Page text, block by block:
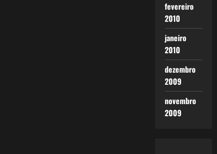
fevereiro
2010
janeiro
2010
dezembro
2009
novembro
2009